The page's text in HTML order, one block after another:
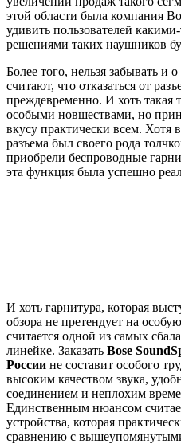
этой области была компания
удивить пользователей
решениями таких наушников
Более того, нельзя забывать и
считают, что отказаться от
преждевременно. И хоть такая
особыми новшествами, но
вкусу практически всем. Хотя
разъема был своего рода
приобрели беспроводные
эта функция была успешно
И хоть гарнитура, которая
обзора не претендует на
считается одной из самых
линейке. Заказать Bose
России не составит особого
высоким качеством звука,
соединением и неплохим
Единственным нюансом
устройства, которая
сравнению с